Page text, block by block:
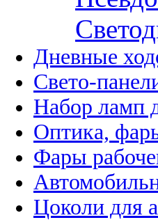
Дневные
Свето-
Набор ламп
Оптика,
Фары
Цоколи для